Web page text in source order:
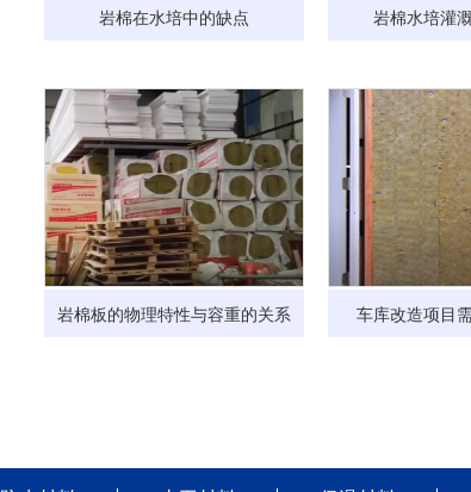
岩棉在水培中的缺点 岩棉水培灌
岩棉板的物理特性与容重的关系 车库改造项目